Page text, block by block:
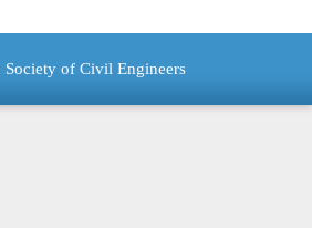
Society of Civil Engineers